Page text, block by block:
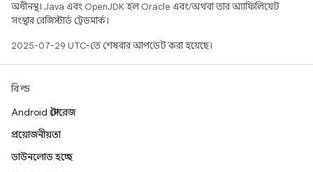
অধীনস্থ। Java এবং OpenJDK হল Oracle এবং/অথবা তার অ্যাফিলিয়েট
সংস্থার রেজিস্টার্ড ট্রেডমার্ক।
2025-07-29 UTC-তে শেষবার আপডেট করা হয়েছে।
বিল্ড
Android স্টোরেজ
প্রয়োজনীয়তা
ডাউনলোড হচ্ছে